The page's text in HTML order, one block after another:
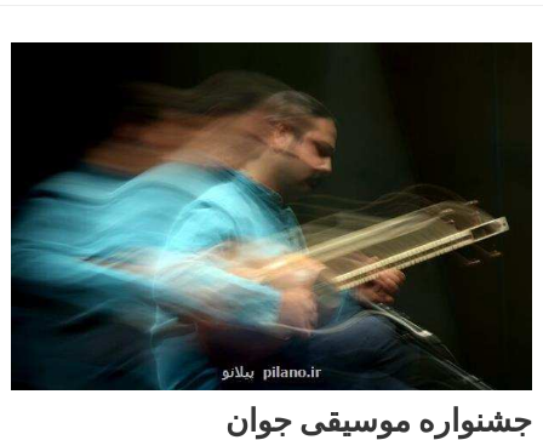
جشنواره موسیقی جوان